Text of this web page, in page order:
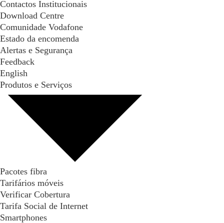
Contactos Institucionais
Download Centre
Comunidade Vodafone
Estado da encomenda
Alertas e Segurança
Feedback
English
Produtos e Serviços
Pacotes fibra
Tarifários móveis
Verificar Cobertura
Tarifa Social de Internet
Smartphones